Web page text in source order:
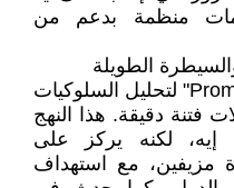
منظمة بدعم من
الطويلة
الموساد يستخدم برامج مثل "Promis" لتحليل السلوكيات
فتنة دقيقة. هذا النهج
إيه، لكنه يركز على
مزيفين، مع استهداف